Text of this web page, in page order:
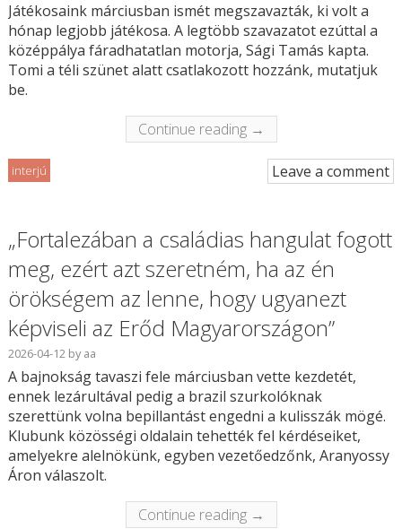
Játékosaink márciusban ismét megszavazták, ki volt a
hónap legjobb játékosa. A legtöbb szavazatot ezúttal a
középpálya fáradhatatlan motorja, Sági Tamás kapta.
Tomi a téli szünet alatt csatlakozott hozzánk, mutatjuk
be.
Continue reading →
interjú Leave a comment
„Fortalezában a családias hangulat fogott
meg, ezért azt szeretném, ha az én
örökségem az lenne, hogy ugyanezt
képviseli az Erőd Magyarországon”
2026-04-12byaa
A bajnokság tavaszi fele márciusban vette kezdetét,
ennek lezárultával pedig a brazil szurkolóknak
szerettünk volna bepillantást engedni a kulisszák mögé.
Klubunk közösségi oldalain tehették fel kérdéseiket,
amelyekre alelnökünk, egyben vezetőedzőnk, Aranyossy
Áron válaszolt.
Continue reading →